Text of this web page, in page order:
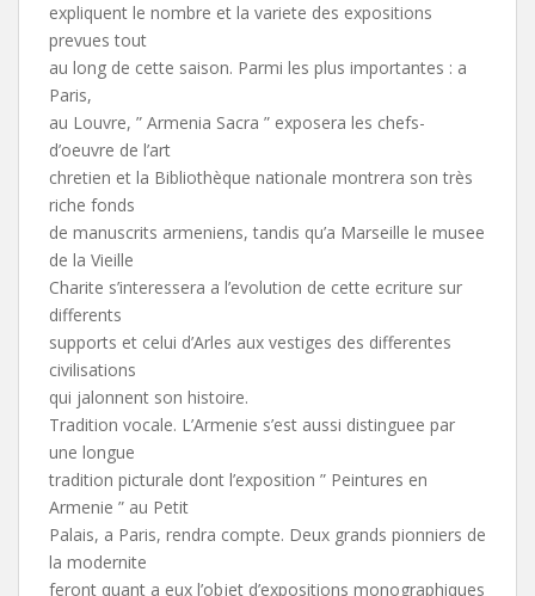
expliquent le nombre et la variete des expositions
prevues tout
au long de cette saison. Parmi les plus importantes : a
Paris,
au Louvre, ” Armenia Sacra ” exposera les chefs-
d’oeuvre de l’art
chretien et la Bibliothèque nationale montrera son très
riche fonds
de manuscrits armeniens, tandis qu’a Marseille le musee
de la Vieille
Charite s’interessera a l’evolution de cette ecriture sur
differents
supports et celui d’Arles aux vestiges des differentes
civilisations
qui jalonnent son histoire.
Tradition vocale. L’Armenie s’est aussi distinguee par
une longue
tradition picturale dont l’exposition ” Peintures en
Armenie ” au Petit
Palais, a Paris, rendra compte. Deux grands pionniers de
la modernite
feront quant a eux l’objet d’expositions monographiques